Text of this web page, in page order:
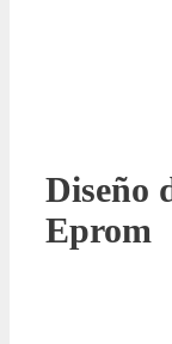
Diseño
Eprom